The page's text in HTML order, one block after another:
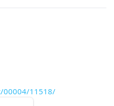
00004/11518/